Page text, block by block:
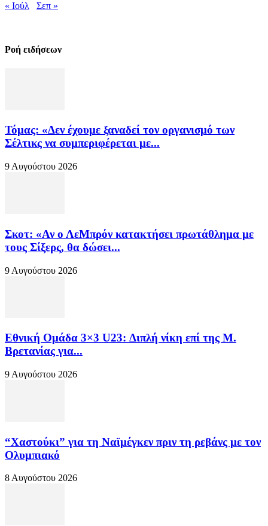
« Ιούλ
Σεπ »
Ροή ειδήσεων
Τόμας: «Δεν έχουμε ξαναδεί τον οργανισμό των
Σέλτικς να συμπεριφέρεται με...
9 Αυγούστου 2026
Σκοτ: «Αν ο ΛεΜπρόν κατακτήσει πρωτάθλημα με
τους Σίξερς, θα δώσει...
9 Αυγούστου 2026
Εθνική Ομάδα 3×3 U23: Διπλή νίκη επί της Μ.
Βρετανίας για...
9 Αυγούστου 2026
“Χαστούκι” για τη Ναϊμέγκεν πριν τη ρεβάνς με τον
Ολυμπιακό
8 Αυγούστου 2026